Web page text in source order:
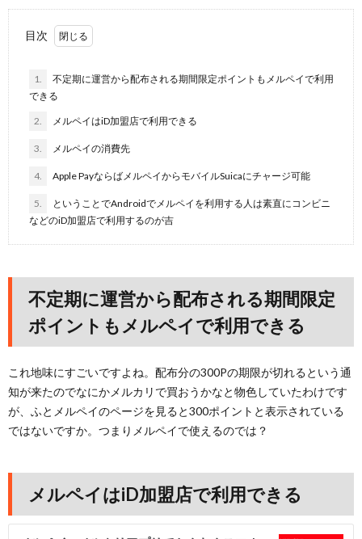
目次
1.
不定期に運営から配布される期間限定ポイントもメルペイで利用
できる
2. メルペイはiD加盟店で利用できる
3. メルペイの消費先
4. Apple PayならばメルペイからモバイルSuicaにチャージ可能
5.
ということでAndroidでメルペイを利用する人は素直にコンビニ
などのiD加盟店で利用するのが吉
不定期に運営から配布される期間限定
ポイントもメルペイで利用できる
これ地味にすごいですよね。配布分の300Pの期限が切れるという通
知が来たのでなにかメルカリで買おうかなと物色していたわけです
が、ふとメルペイのページを見ると300ポイントと表示されている
ではないですか。つまりメルペイで使えるのでは？
メルペイはiD加盟店で利用できる